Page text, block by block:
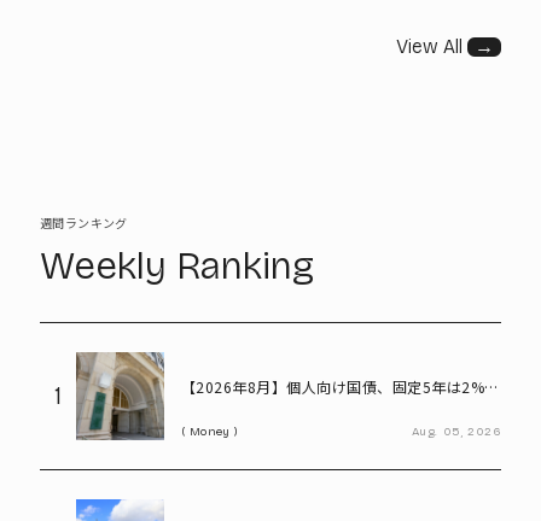
View All →
週間ランキング
Weekly Ranking
1
【2026年8月】個人向け国債、固定5年は2%台
利子も紹介
Money Aug. 05, 2026